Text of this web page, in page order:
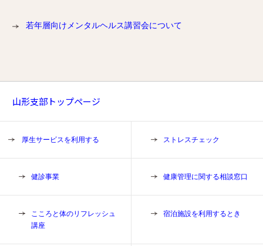
若年層向けメンタルヘルス講習会について
山形支部トップページ
厚生サービスを利用する ストレスチェック
健診事業 健康管理に関する相談窓口
こころと体のリフレッシュ
講座
宿泊施設を利用するとき